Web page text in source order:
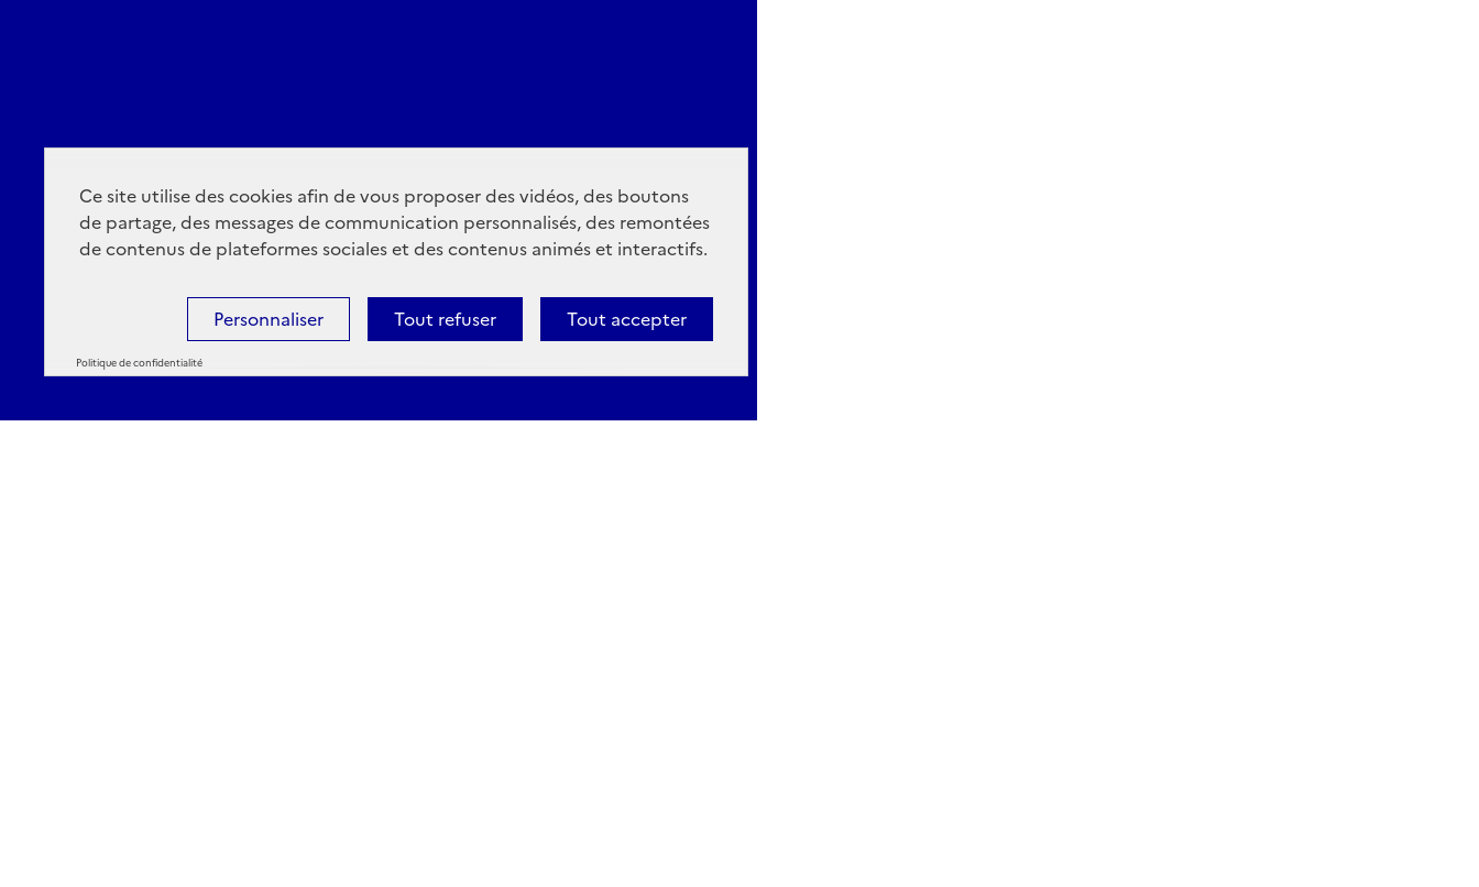
Ce site utilise des cookies afin de vous proposer des vidéos, des boutons
de partage, des messages de communication personnalisés, des remontées
de contenus de plateformes sociales et des contenus animés et interactifs.
Tout accepter
Tout refuser
Personnaliser
Politique de confidentialité